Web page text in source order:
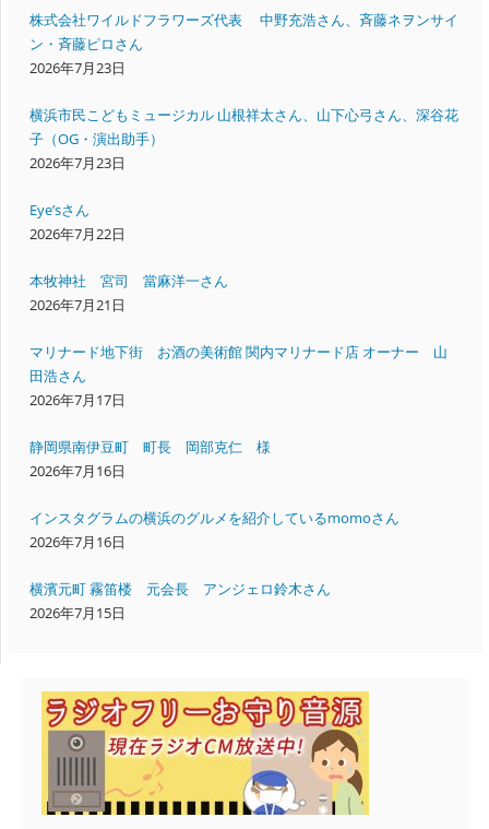
株式会社ワイルドフラワーズ代表 中野充浩さん、斉藤ネヲンサイ
ン・斉藤ピロさん
2026年7月23日
横浜市民こどもミュージカル 山根祥太さん、山下心弓さん、深谷花
子（OG・演出助手）
2026年7月23日
Eye’sさん
2026年7月22日
本牧神社 宮司 當麻洋一さん
2026年7月21日
マリナード地下街 お酒の美術館 関内マリナード店 オーナー 山
田浩さん
2026年7月17日
静岡県南伊豆町 町長 岡部克仁 様
2026年7月16日
インスタグラムの横浜のグルメを紹介しているmomoさん
2026年7月16日
横濱元町 霧笛楼 元会長 アンジェロ鈴木さん
2026年7月15日